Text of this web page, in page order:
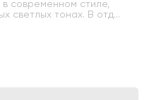
современном стиле,
светлых тонах. В отд...